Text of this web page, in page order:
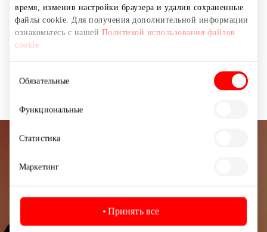
время, изменив настройки браузера и удалив сохраненные
файлы cookie. Для получения дополнительной информации
ознакомьтесь с нашей Политикой использования файлов
cookie
согласия
Обязательные
Функциональные
Статистика
Маркетинг
Принять все
фотоподарков и услугой гравировки. Посетите нас, а
приятное обслуживание заставит Вас вернуться
снова!
Узнайте первыми о лучших предложениях,
мероприятиях и самой свежей информации от
торгового центра AKROPOLIS.